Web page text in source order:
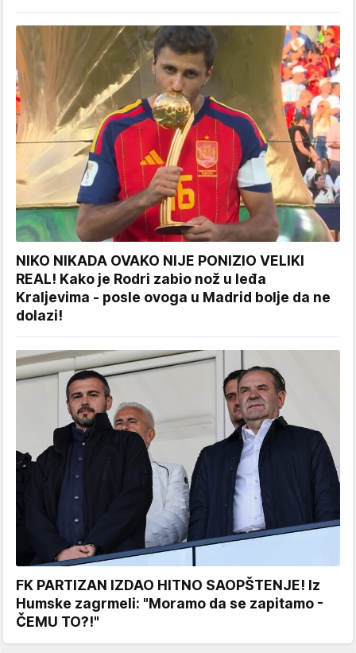
NIKO NIKADA OVAKO NIJE PONIZIO VELIKI
REAL! Kako je Rodri zabio nož u leđa
Kraljevima - posle ovoga u Madrid bolje da ne
dolazi!
FK PARTIZAN IZDAO HITNO SAOPŠTENJE! Iz
Humske zagrmeli: "Moramo da se zapitamo -
ČEMU TO?!"